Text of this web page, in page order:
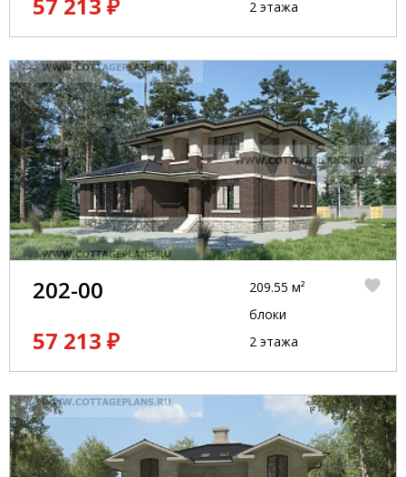
2 этажа
202-00
57 213 ₽
209.55 м²
блоки
2 этажа